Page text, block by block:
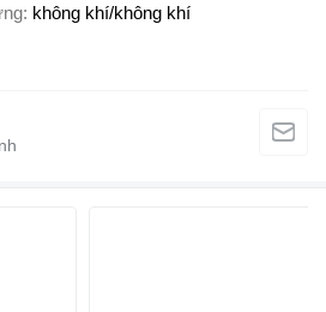
không khí/không khí